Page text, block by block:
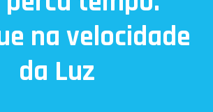
na velocidade
da Luz